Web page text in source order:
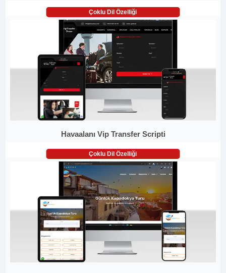
Çoklu Dil Özelliği
Havaalanı Vip Transfer Scripti
Çoklu Dil Özelliği